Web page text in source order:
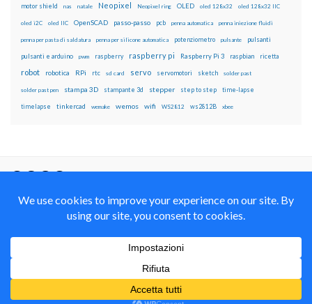
motor shield nas natale Neopixel Neopixel ring OLED oled 128x32 oled 128x32 IIC
oled i2C oled IIC OpenSCAD passo-passo pcb penna automatica penna iniezione fluidi
penna per pasta di saldatura penna per silicone automatica potenziometro pulsante pulsanti
pulsanti e arduino pwm raspberry raspberry pi Raspberry Pi 3 raspbian ricetta
robot robotica RPi rtc sd card servo servomotori sketch solder past
solder past pen stampa 3D stampante 3d stepper step to step time-lapse
timelapse tinkercad wemake wemos wifi WS2812 ws2812B xbee
con Licenza
Creative Commons Attribution Non commercial Share
Alike 4.0 International
© 2012-2018 Mauro Alfieri Elettronica Domotica Robotica Arduino Corsi
Realizzato con il
daGraphene Themes.